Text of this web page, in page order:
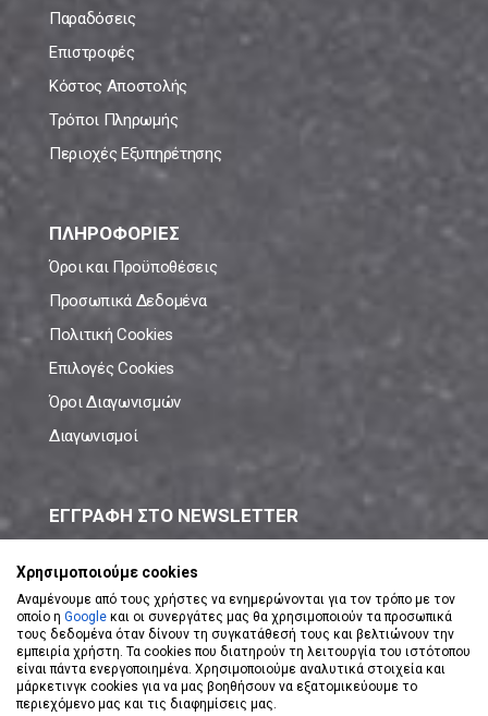
Παραδόσεις
Επιστροφές
Κόστος Αποστολής
Τρόποι Πληρωμής
Περιοχές Εξυπηρέτησης
ΠΛΗΡΟΦΟΡΙΕΣ
Όροι και Προϋποθέσεις
Προσωπικά Δεδομένα
Πολιτική Cookies
Επιλογές Cookies
Όροι Διαγωνισμών
Διαγωνισμοί
ΕΓΓΡΑΦΗ ΣΤΟ NEWSLETTER
ΕΓΓΡΑΦΗ ΣΤΟ NEWSLETTER
Χρησιμοποιούμε cookies
Αναμένουμε από τους χρήστες να ενημερώνονται για τον τρόπο με τον
οποίο η Google και οι συνεργάτες μας θα χρησιμοποιούν τα προσωπικά
τους δεδομένα όταν δίνουν τη συγκατάθεσή τους και βελτιώνουν την
εμπειρία χρήστη. Τα cookies που διατηρούν τη λειτουργία του ιστότοπου
είναι πάντα ενεργοποιημένα. Χρησιμοποιούμε αναλυτικά στοιχεία και
μάρκετινγκ cookies για να μας βοηθήσουν να εξατομικεύουμε το
περιεχόμενο μας και τις διαφημίσεις μας.